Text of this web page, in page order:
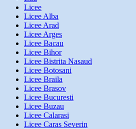
Licee
Licee Alba
Licee Arad
Licee Arges
Licee Bacau
Licee Bihor
Licee Bistrita Nasaud
Licee Botosani
Licee Braila
Licee Brasov
Licee Bucuresti
Licee Buzau
Licee Calarasi
Licee Caras Severin